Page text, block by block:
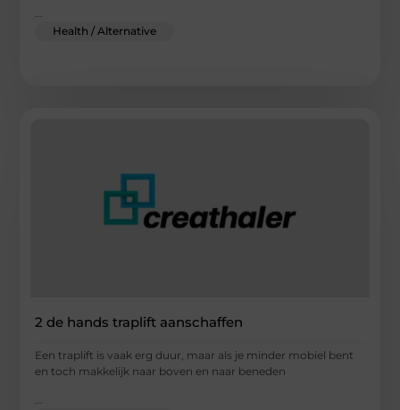
Health / Alternative
2 de hands traplift aanschaffen
Een traplift is vaak erg duur, maar als je minder mobiel bent
en toch makkelijk naar boven en naar beneden
...